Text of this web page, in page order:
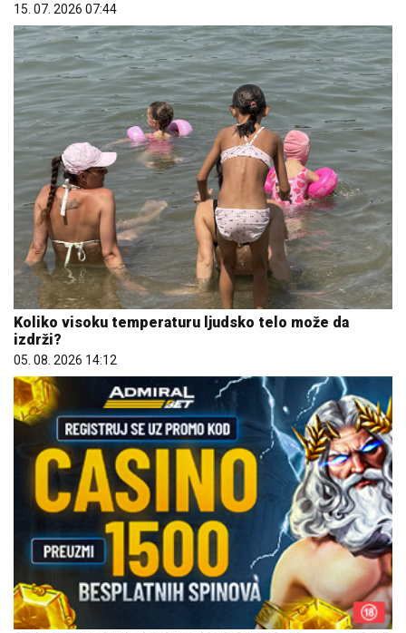
15. 07. 2026 07:44
Koliko visoku temperaturu ljudsko telo može da
izdrži?
05. 08. 2026 14:12